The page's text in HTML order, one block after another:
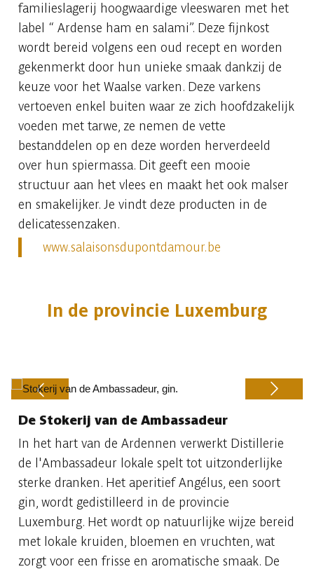
familieslagerij hoogwaardige vleeswaren met het
label “ Ardense ham en salami”. Deze fijnkost
wordt bereid volgens een oud recept en worden
gekenmerkt door hun unieke smaak dankzij de
keuze voor het Waalse varken. Deze varkens
vertoeven enkel buiten waar ze zich hoofdzakelijk
voeden met tarwe, ze nemen de vette
bestanddelen op en deze worden herverdeeld
over hun spiermassa. Dit geeft een mooie
structuur aan het vlees en maakt het ook malser
en smakelijker. Je vindt deze producten in de
delicatessenzaken.
www.salaisonsdupontdamour.be
In de provincie Luxemburg
Previous
De Stokerij van de Ambassadeur
In het hart van de Ardennen verwerkt Distillerie
de l'Ambassadeur lokale spelt tot uitzonderlijke
sterke dranken. Het aperitief Angélus, een soort
gin, wordt gedistilleerd in de provincie
Luxemburg. Het wordt op natuurlijke wijze bereid
met lokale kruiden, bloemen en vruchten, wat
zorgt voor een frisse en aromatische smaak. De